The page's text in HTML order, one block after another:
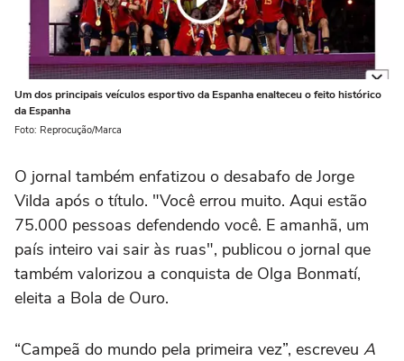
Um dos principais veículos esportivo da Espanha enalteceu o feito histórico
da Espanha
Foto: Reprocução/Marca
O jornal também enfatizou o desabafo de Jorge
Vilda após o título. "Você errou muito. Aqui estão
75.000 pessoas defendendo você. E amanhã, um
país inteiro vai sair às ruas", publicou o jornal que
também valorizou a conquista de Olga Bonmatí,
eleita a Bola de Ouro.
“Campeã do mundo pela primeira vez”, escreveu A